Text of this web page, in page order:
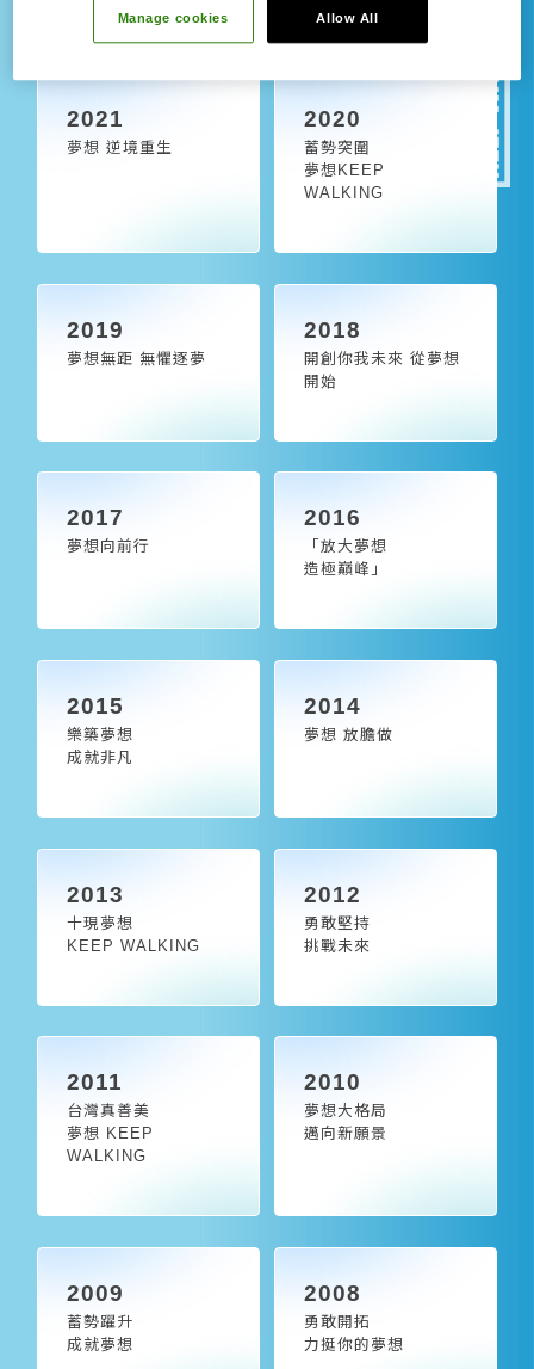
2021
夢想 逆境重生
2020
蓄勢突圍
夢想KEEP
WALKING
2019
夢想無距 無懼逐夢
2018
開創你我未來 從夢想
開始
2017
夢想向前行
2016
「放大夢想
造極巔峰」
2015
樂築夢想
成就非凡
2014
夢想 放膽做
2013
十現夢想
KEEP WALKING
2012
勇敢堅持
挑戰未來
2011
台灣真善美
夢想 KEEP
WALKING
2010
夢想大格局
邁向新願景
2009
蓄勢躍升
成就夢想
2008
勇敢開拓
力挺你的夢想
Allow All
Manage cookies